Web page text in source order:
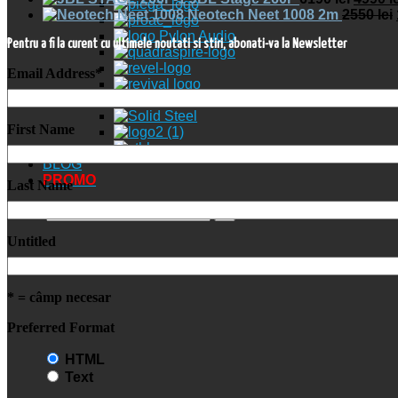
BLOG
PROMO
Neotech Neet 1008 2m 2550lei
Pentru a fi la curent cu ultimele noutati si stiri, abonati-va la Newsletter
Email Address*
First Name
Last Name
Untitled
* = câmp necesar
Preferred Format
HTML
Text